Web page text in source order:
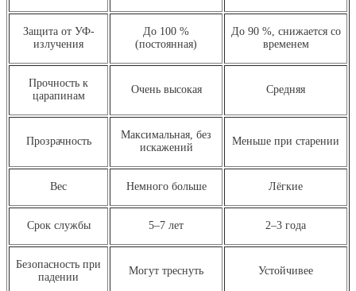
Защита от УФ-
излучения
До 100 %
(постоянная)
До 90 %, снижается со
временем
Прочность к
царапинам
Очень высокая Средняя
Прозрачность
Максимальная, без
искажений
Меньше при старении
Вес Немного больше Лёгкие
Срок службы 5–7 лет 2–3 года
Безопасность при
падении
Могут треснуть Устойчивее